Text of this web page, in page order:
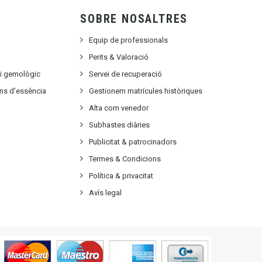
gemològic
d'essència
SOBRE NOSALTRES
Equip de professionals
Perits & Valoració
Servei de recuperació
Gestionem matrícules històriques
Alta com venedor
Subhastes diàries
Publicitat & patrocinadors
Termes & Condicions
Política & privacitat
Avís legal